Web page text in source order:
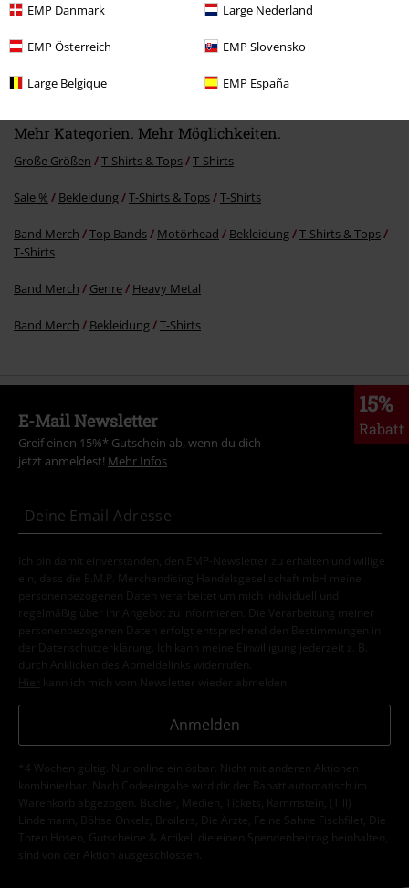
EMP Danmark Large Nederland
EMP Österreich EMP Slovensko
Large Belgique EMP España
Mehr Kategorien. Mehr Möglichkeiten.
Große Größen T-Shirts & Tops T-Shirts
Sale % Bekleidung T-Shirts & Tops T-Shirts
Band Merch Top Bands Motörhead Bekleidung
T-Shirts & Tops
T-Shirts
Band Merch Genre Heavy Metal
Band Merch Bekleidung T-Shirts
15%
Rabatt
E-Mail Newsletter
Greif einen 15%* Gutschein ab, wenn du dich
jetzt anmeldest! Mehr Infos
Ich bin damit einverstanden, den EMP-Newsletter zu erhalten und willige
ein, dass die E.M.P. Merchandising Handelsgesellschaft mbH meine
personenbezogenen Daten verarbeitet um mich individuell und
regelmäßig über ihr Angebot zu informieren. Die Verarbeitung meiner
personenbezogenen Daten erfolgt entsprechend den Bestimmungen in
der
Datenschutzerklärung
. Ich kann meine Einwilligung jederzeit z. B.
durch Anklicken des Abmeldelinks widerrufen.
Hier kann ich mich vom Newsletter wieder abmelden.
Anmelden
*4 Wochen gültig. Nur online einlösbar. Nicht mit anderen Aktionen
kombinierbar. Nach Codeeingabe wird dir der Rabatt automatisch im
Warenkorb abgezogen. Bücher, Medien, Tickets, Rammstein, (Till)
Lindemann, Böhse Onkelz, Broilers, Die Ärzte, Feine Sahne Fischfilet, Die
Toten Hosen, Gutscheine & Artikel, die einen Spendenbeitrag beinhalten,
sind von der Aktion ausgeschlossen.